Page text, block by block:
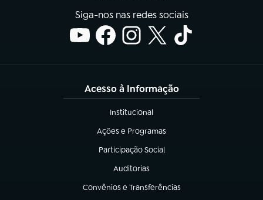
Siga-nos nas redes sociais
Acesso à Informação
Institucional
(abre em nova aba)
Ações e Programas
(abre em nova aba)
Participação Social
(abre em nova aba)
Auditorias
(abre em nova aba)
Convênios e Transferências
(abre em nova aba)